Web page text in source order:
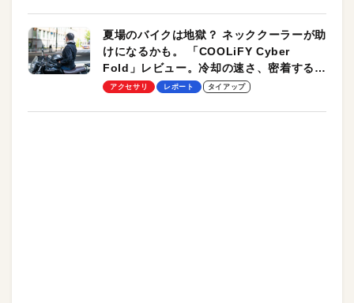
夏場のバイクは地獄？ ネッククーラーが助
けになるかも。 「COOLiFY Cyber
Fold」レビュー。冷却の速さ、密着する冷
却プレート、シンプルな操作性がグッド！
アクセサリ レポート タイアップ